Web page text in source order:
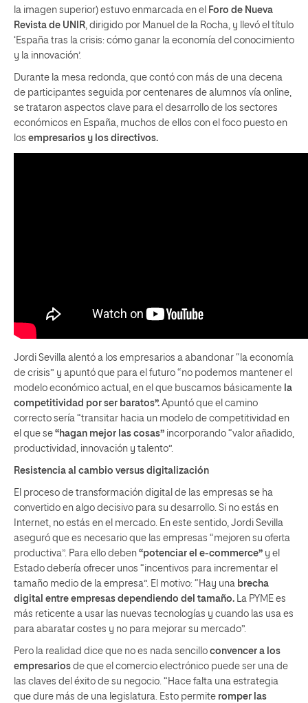
la imagen superior) estuvo enmarcada en el Foro de Nueva
Revista de UNIR, dirigido por Manuel de la Rocha, y llevó el título
‘España tras la crisis: cómo ganar la economía del conocimiento
y la innovación’.
Durante la mesa redonda, que contó con más de una decena
de participantes seguida por centenares de alumnos vía online,
se trataron aspectos clave para el desarrollo de los sectores
económicos en España, muchos de ellos con el foco puesto en
los empresarios y los directivos.
Jordi Sevilla alentó a los empresarios a abandonar “la economía
de crisis” y apuntó que para el futuro “no podemos mantener el
modelo económico actual, en el que buscamos básicamente la
competitividad por ser baratos”. Apuntó que el camino
correcto sería “transitar hacia un modelo de competitividad en
el que se “hagan mejor las cosas” incorporando “valor añadido,
productividad, innovación y talento”.
Resistencia al cambio versus digitalización
El proceso de transformación digital de las empresas se ha
convertido en algo decisivo para su desarrollo. Si no estás en
Internet, no estás en el mercado. En este sentido, Jordi Sevilla
aseguró que es necesario que las empresas “mejoren su oferta
productiva”. Para ello deben “potenciar el e-commerce” y el
Estado debería ofrecer unos “incentivos para incrementar el
tamaño medio de la empresa”. El motivo: “Hay una brecha
digital entre empresas dependiendo del tamaño. La PYME es
más reticente a usar las nuevas tecnologías y cuando las usa es
para abaratar costes y no para mejorar su mercado”.
Pero la realidad dice que no es nada sencillo convencer a los
empresarios de que el comercio electrónico puede ser una de
las claves del éxito de su negocio. “Hace falta una estrategia
que dure más de una legislatura. Esto permite romper las